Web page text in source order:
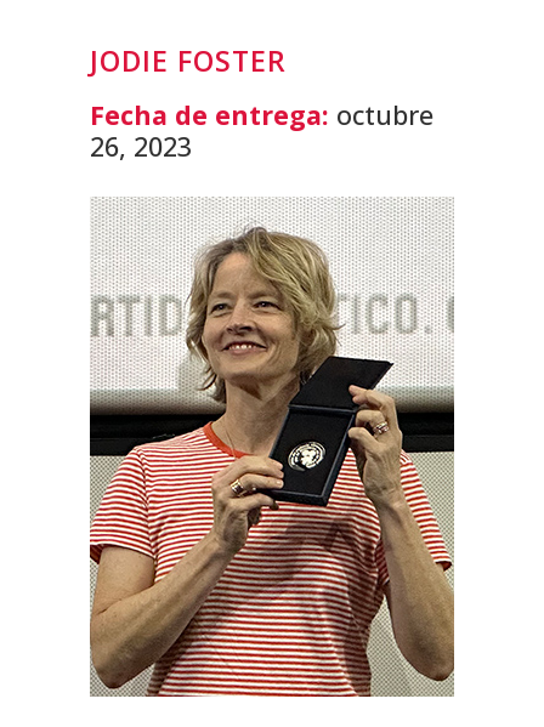
JODIE FOSTER
Fecha de entrega: octubre
26, 2023